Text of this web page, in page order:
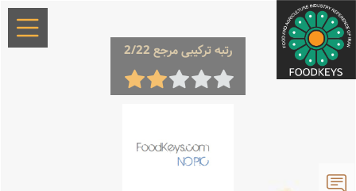
رتبه ترکیبی مرجع 2/22 ×
معرفی